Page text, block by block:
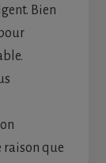
Bien
raison que